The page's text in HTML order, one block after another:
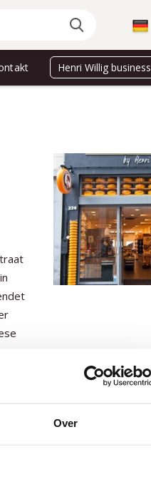
Over
Henri Willig business